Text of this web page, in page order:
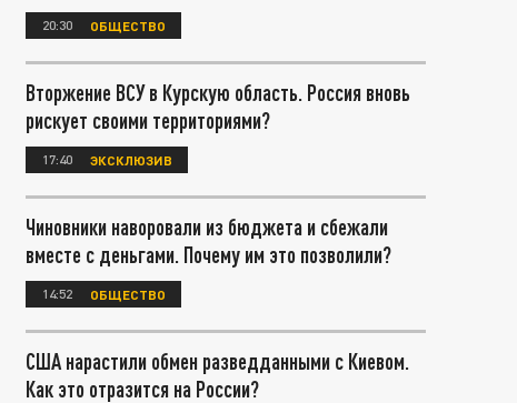
20:30 ОБЩЕСТВО
Вторжение ВСУ в Курскую область. Россия вновь
рискует своими территориями?
17:40 ЭКСКЛЮЗИВ
Чиновники наворовали из бюджета и сбежали
вместе с деньгами. Почему им это позволили?
14:52 ОБЩЕСТВО
США нарастили обмен разведданными с Киевом.
Как это отразится на России?